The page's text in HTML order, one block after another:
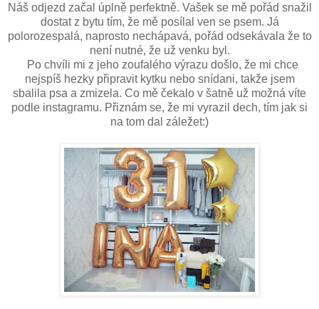
Náš odjezd začal úplně perfektně. Vašek se mě pořád snažil
dostat z bytu tím, že mě posílal ven se psem. Já
polorozespalá, naprosto nechápavá, pořád odsekávala že to
není nutné, že už venku byl.
Po chvíli mi z jeho zoufalého výrazu došlo, že mi chce
nejspíš hezky připravit kytku nebo snídani, takže jsem
sbalila psa a zmizela. Co mě čekalo v šatně už možná víte
podle instagramu. Přiznám se, že mi vyrazil dech, tím jak si
na tom dal záležet:)